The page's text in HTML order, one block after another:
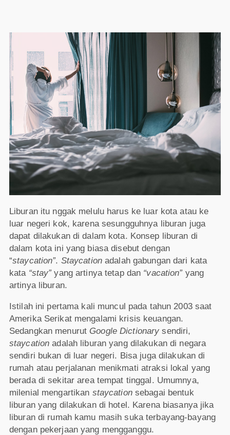
Liburan itu nggak melulu harus ke luar kota atau ke
luar negeri kok, karena sesungguhnya liburan juga
dapat dilakukan di dalam kota. Konsep liburan di
dalam kota ini yang biasa disebut dengan
“staycation”. Staycationadalah gabungan dari kata
kata “stay”yang artinya tetap dan “vacation”yang
artinya liburan.
Istilah ini pertama kali muncul pada tahun 2003 saat
Amerika Serikat mengalami krisis keuangan.
Sedangkan menurut Google Dictionary sendiri,
staycation adalah liburan yang dilakukan di negara
sendiri bukan di luar negeri. Bisa juga dilakukan di
rumah atau perjalanan menikmati atraksi lokal yang
berada di sekitar area tempat tinggal. Umumnya,
milenial mengartikan staycation sebagai bentuk
liburan yang dilakukan di hotel. Karena biasanya jika
liburan di rumah kamu masih suka terbayang-bayang
dengan pekerjaan yang mengganggu.